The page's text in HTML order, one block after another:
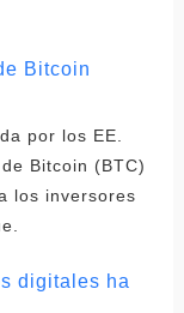
Bitcoin
por los EE.
Bitcoin (BTC)
los inversores
digitales ha